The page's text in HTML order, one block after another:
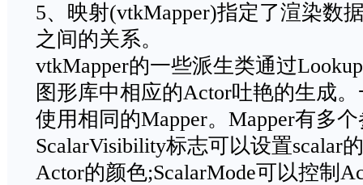
5、映射(vtkMapper)指定了渲染数
之间的关系。
vtkMapper的一些派生类通过
图形库中相应的Actor吐艳的生成
使用相同的Mapper。Mapper有多
ScalarVisibility标志可以设置scalar
Actor的颜色;ScalarMode可以控制